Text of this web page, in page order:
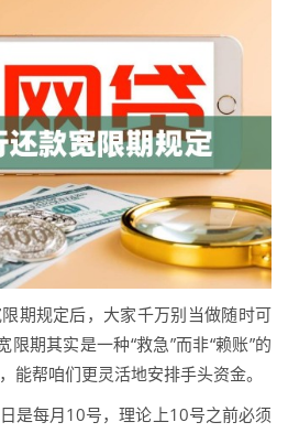
期规定后，大家千万别当做随时可
期其实是一种“救急”而非“赖账”的
能帮咱们更灵活地安排手头资金。
是每月10号，理论上10号之前必须